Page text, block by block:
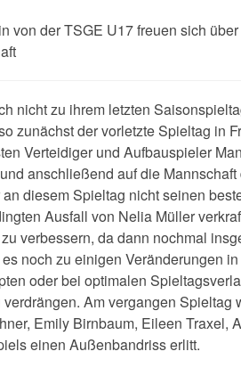
von der TSGE U17 freuen sich
nicht zu ihrem letzten
zunächst der vorletzte Spieltag in
Verteidiger und Aufbauspieler
anschließend auf die Mannschaft
diesem Spieltag nicht seinen
Ausfall von Nelia Müller
verbessern, da dann nochmal
noch zu einigen Veränderungen
oder bei optimalen
Am vergangen Spieltag
Emily Birnbaum, Eileen Traxel,
einen Außenbandriss erlitt.